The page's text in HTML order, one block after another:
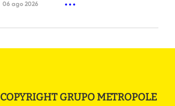
06 ago 2026
COPYRIGHT GRUPO METROPOLE